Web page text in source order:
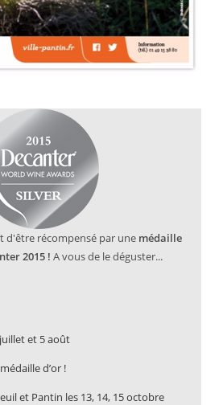
d'être récompensé par une médaille
2015 ! A vous de le déguster...
et 5 août
d’or !
et Pantin les 13, 14, 15 octobre